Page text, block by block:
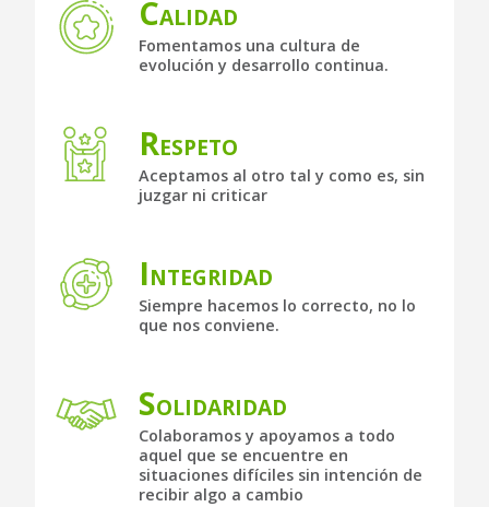
CALIDAD
Fomentamos una cultura de
evolución y desarrollo continua.
RESPETO
Aceptamos al otro tal y como es, sin
juzgar ni criticar
INTEGRIDAD
Siempre hacemos lo correcto, no lo
que nos conviene.
SOLIDARIDAD
Colaboramos y apoyamos a todo
aquel que se encuentre en
situaciones difíciles sin intención de
recibir algo a cambio